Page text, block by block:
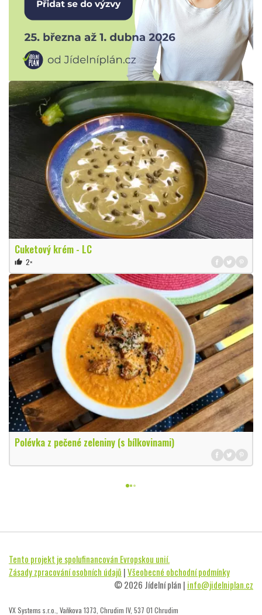
Cuketový krém - LC
thumb_up 2×
Polévka z pečené zeleniny (s bílkovinami)
Tento projekt je spolufinancován Evropskou unií.
Zásady zpracování osobních údajů |Všeobecné obchodní podmínky
© 2026 Jídelní plán | info@jidelniplan.cz
VX Systems s.r.o., Vaňkova 1373, Chrudim IV, 537 01 Chrudim